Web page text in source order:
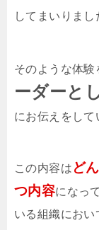
してまいりまし
そのような体
ーダーと
にお伝えをして
この内容は ど
つ内容になっ
いる組織におい